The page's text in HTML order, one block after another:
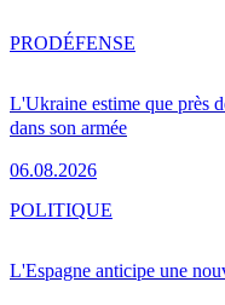
L'Ukraine estime que près
dans son armée
06.08.2026
PRODÉFENSE
L'Espagne anticipe une
POLITIQUE